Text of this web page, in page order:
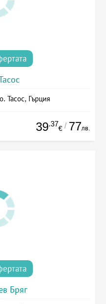
Тасос, Гърция
39.37
€ / 77лв.
Бряг